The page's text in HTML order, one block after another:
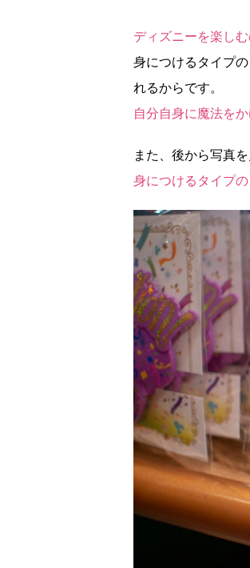
ディズニーを楽し
身につけるタイプ
れるからです。
自分自身に魔法を
また、後から写真
身につけるタイプ